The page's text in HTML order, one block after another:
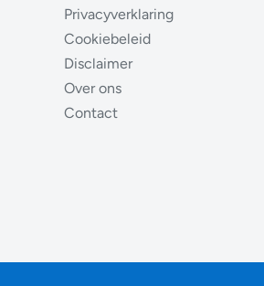
Privacyverklaring
Cookiebeleid
Disclaimer
Over ons
Contact